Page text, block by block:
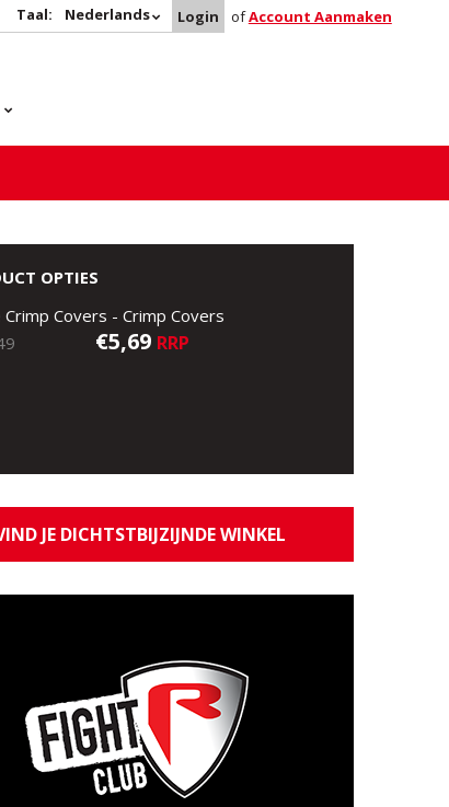
Taal: Nederlands Login ofAccount Aanmaken
OPTIES
Crimp Covers - Crimp Covers
€5,69 RRP
JE DICHTSTBIJZIJNDE WINKEL